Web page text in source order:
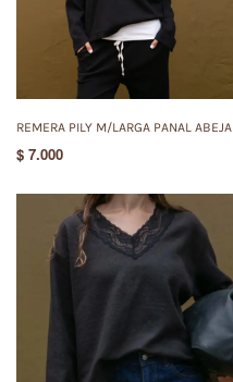
REMERA PILY M/LARGA PANAL ABEJA
$ 7.000